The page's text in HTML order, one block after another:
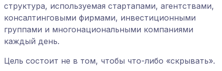
структура, используемая стартапами, агентствами,
консалтинговыми фирмами, инвестиционными
группами и многонациональными компаниями
каждый день.
Цель состоит не в том, чтобы что-либо «скрывать».